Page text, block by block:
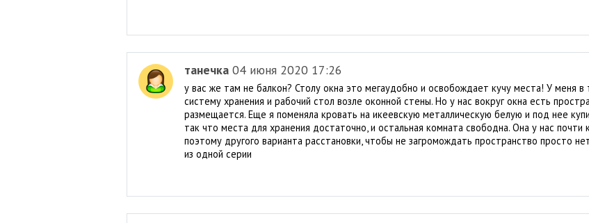
танечка 04 июня 2020 17:26
у вас же там не балкон? Столу окна это мегаудобно и освобождает кучу места! У меня
систему хранения и рабочий стол возле оконной стены. Но у нас вокруг окна есть
размещается. Еще я поменяла кровать на икеевскую металлическую белую и под нее
так что места для хранения достаточно, и остальная комната свободна. Она у нас почти
поэтому другого варианта расстановки, чтобы не загромождать пространство просто
из одной серии